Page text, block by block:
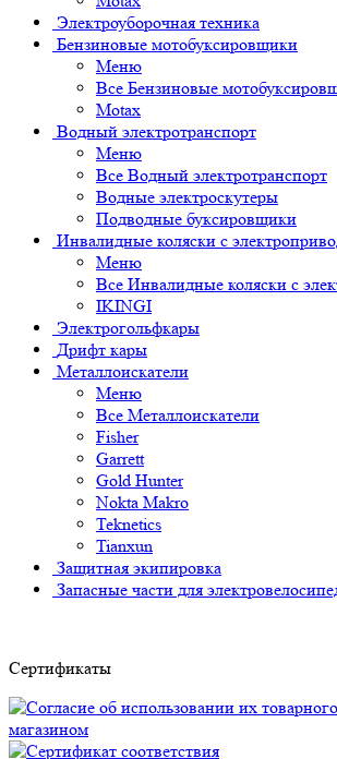
Электроуборочная техника
Бензиновые мотобуксировщики
Меню
Все Бензиновые
Motax
Водный электротранспорт
Меню
Все Водный электротранспорт
Водные электроскутеры
Подводные буксировщики
Инвалидные коляски с
Меню
Все Инвалидные коляски с
IKINGI
Электрогольфкары
Дрифт кары
Металлоискатели
Меню
Все Металлоискатели
Fisher
Garrett
Gold Hunter
Nokta Makro
Teknetics
Tianxun
Защитная экипировка
Запасные части для
Сертификаты